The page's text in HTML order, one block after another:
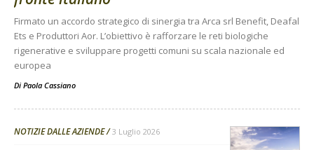
Firmato un accordo strategico di sinergia tra Arca srl Benefit, Deafal
Ets e Produttori Aor. L’obiettivo è rafforzare le reti biologiche
rigenerative e sviluppare progetti comuni su scala nazionale ed
europea
Di Paola Cassiano
NOTIZIE DALLE AZIENDE 3 Luglio 2026